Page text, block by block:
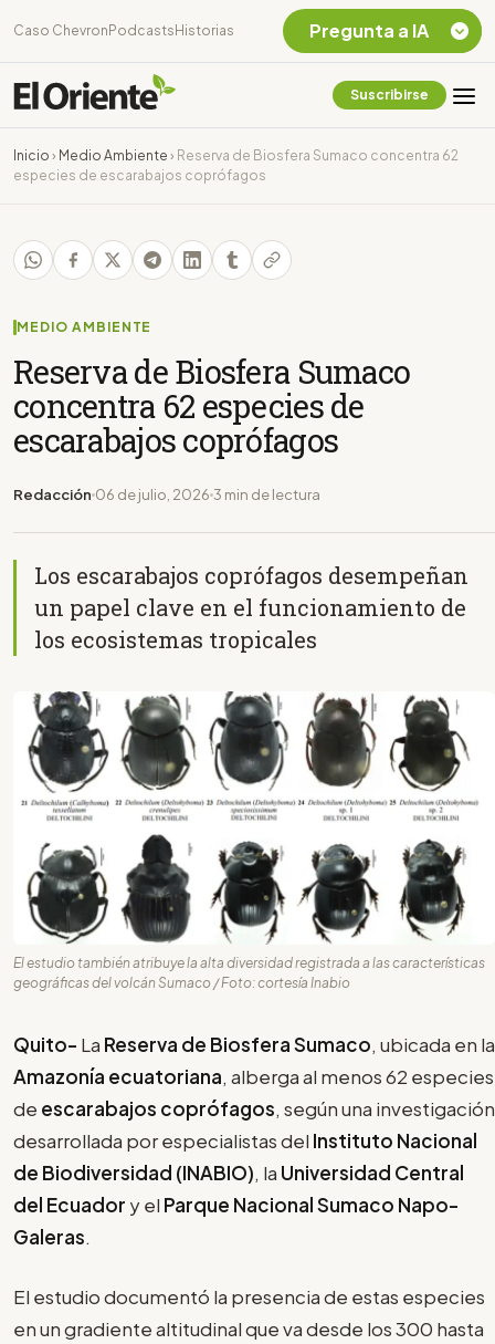
Caso Chevron Podcasts Historias
Suscribirse
Inicio › Medio Ambiente › Reserva de Biosfera Sumaco concentra 62
especies de escarabajos coprófagos
MEDIO AMBIENTE
Reserva de Biosfera Sumaco
concentra 62 especies de
escarabajos coprófagos
Redacción 06 de julio, 2026 3 min de lectura
Los escarabajos coprófagos desempeñan
un papel clave en el funcionamiento de
los ecosistemas tropicales
El estudio también atribuye la alta diversidad registrada a las características
geográficas del volcán Sumaco / Foto: cortesía Inabio
Quito- La Reserva de Biosfera Sumaco, ubicada en la
Amazonía ecuatoriana, alberga al menos 62 especies
de escarabajos coprófagos, según una investigación
desarrollada por especialistas del Instituto Nacional
de Biodiversidad (INABIO), la Universidad Central
del Ecuador y el Parque Nacional Sumaco Napo-
Galeras.
El estudio documentó la presencia de estas especies
en un gradiente altitudinal que va desde los 300 hasta
Pregunta a IA
Chevron Ecuador